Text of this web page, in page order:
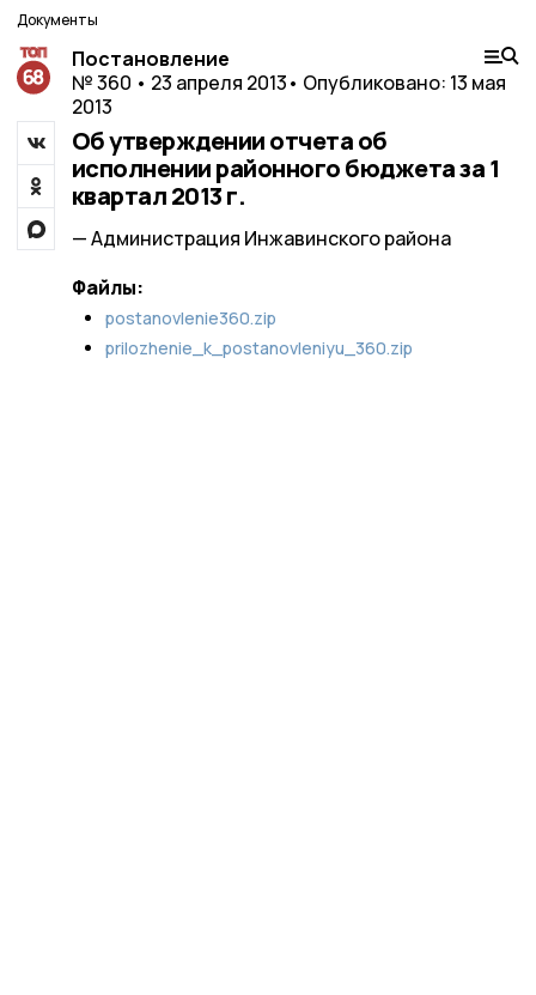
Документы
Постановление
№ 360 • 23 апреля 2013• Опубликовано: 13 мая
2013
Об утверждении отчета об
исполнении районного бюджета за 1
квартал 2013 г.
— Администрация Инжавинского района
Файлы:
postanovlenie360.zip
prilozhenie_k_postanovleniyu_360.zip